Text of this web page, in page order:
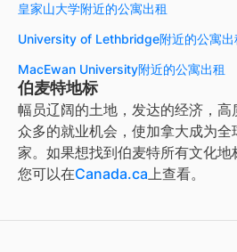
皇家山大学附近的公寓出租
University of Lethbridge附近的公寓出
MacEwan University附近的公寓出租
伯麦特地标
幅员辽阔的土地，发达的经济，高
众多的就业机会，使加拿大成为全
家。如果想找到伯麦特所有文化地
您可以在Canada.ca上查看。